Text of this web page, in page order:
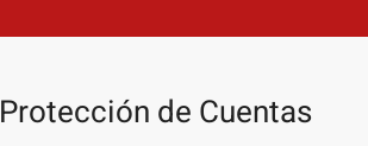
Protección de Cuentas